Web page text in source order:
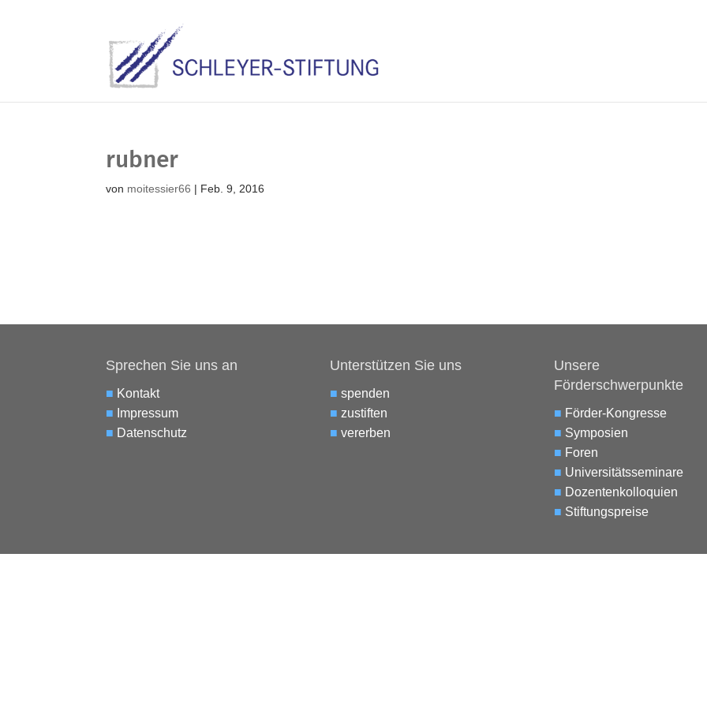
rubner
von moitessier66 | Feb. 9, 2016
Sprechen Sie uns an
■ Kontakt
■ Impressum
■ Datenschutz
Unterstützen Sie uns
■ spenden
■ zustiften
■ vererben
Unsere
Förderschwerpunkte
■ Förder-Kongresse
■ Symposien
■ Foren
■ Universitätsseminare
■ Dozentenkolloquien
■ Stiftungspreise